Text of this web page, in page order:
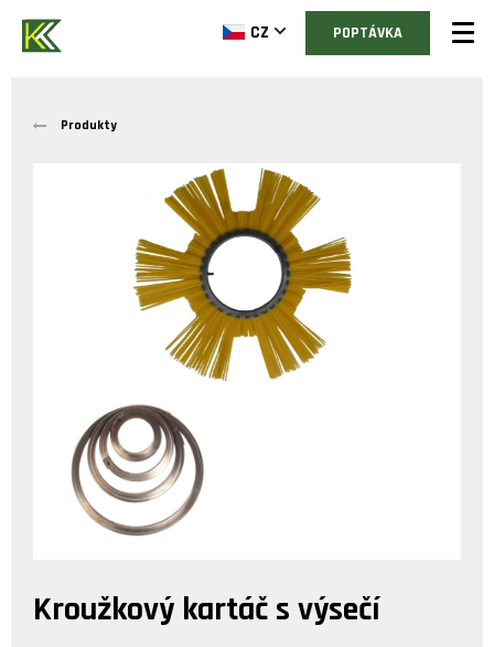
CZ POPTÁVKA
Produkty
Kroužkový kartáč s výsečí